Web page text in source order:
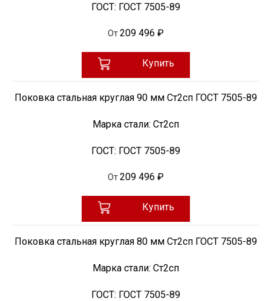
ГОСТ: ГОСТ 7505-89
От 209 496 ₽
Купить
Поковка стальная круглая 90 мм Ст2сп ГОСТ 7505-89
Марка стали: Ст2сп
ГОСТ: ГОСТ 7505-89
От 209 496 ₽
Купить
Поковка стальная круглая 80 мм Ст2сп ГОСТ 7505-89
Марка стали: Ст2сп
ГОСТ: ГОСТ 7505-89